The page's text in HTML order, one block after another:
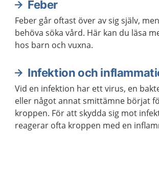
Aktuella artiklar
Feber
Feber går oftast över av sig själv,
behöva söka vård. Här kan du läsa
hos barn och vuxna.
Infektion och
Vid en infektion har ett virus, en
eller något annat smittämne börjat
kroppen. För att skydda sig mot
reagerar ofta kroppen med en